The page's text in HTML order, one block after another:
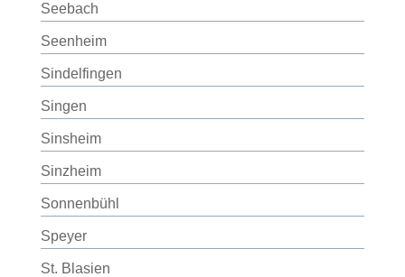
Seebach
Seenheim
Sindelfingen
Singen
Sinsheim
Sinzheim
Sonnenbühl
Speyer
St. Blasien